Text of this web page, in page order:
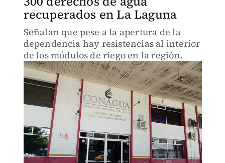
recuperados en La Laguna
Señalan que pese a la apertura de la
dependencia hay resistencias al interior
de los módulos de riego en la región.